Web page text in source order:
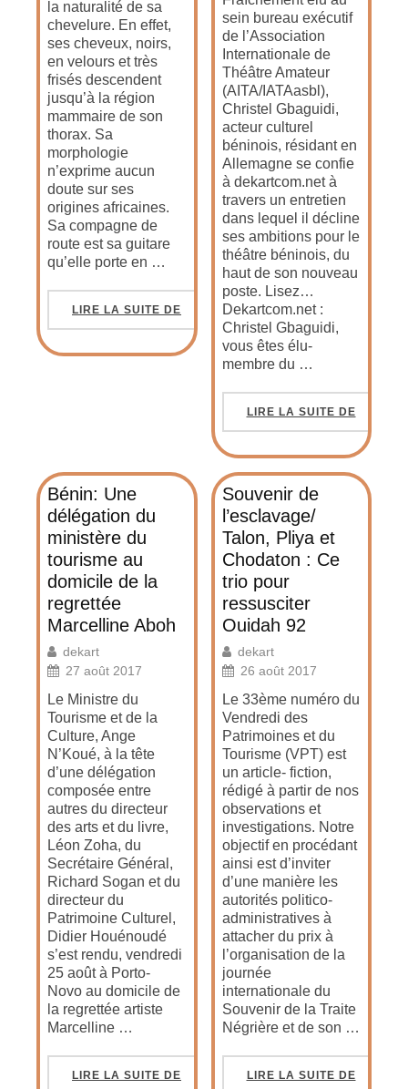
la naturalité de sa
chevelure. En effet,
ses cheveux, noirs,
en velours et très
frisés descendent
jusqu’à la région
mammaire de son
thorax. Sa
morphologie
n’exprime aucun
doute sur ses
origines africaines.
Sa compagne de
route est sa guitare
qu’elle porte en …
LIRE LA SUITE DE
sein bureau exécutif
de l’Association
Internationale de
Théâtre Amateur
(AITA/IATAasbl),
Christel Gbaguidi,
acteur culturel
béninois, résidant en
Allemagne se confie
à dekartcom.net à
travers un entretien
dans lequel il décline
ses ambitions pour le
théâtre béninois, du
haut de son nouveau
poste. Lisez…
Dekartcom.net :
Christel Gbaguidi,
vous êtes élu-
membre du …
LIRE LA SUITE DE
Bénin: Une
délégation du
ministère du
tourisme au
domicile de la
regrettée
Marcelline Aboh
dekart
27 août 2017
Le Ministre du
Tourisme et de la
Culture, Ange
N’Koué, à la tête
d’une délégation
composée entre
autres du directeur
des arts et du livre,
Léon Zoha, du
Secrétaire Général,
Richard Sogan et du
directeur du
Patrimoine Culturel,
Didier Houénoudé
s’est rendu, vendredi
25 août à Porto-
Novo au domicile de
la regrettée artiste
Marcelline …
LIRE LA SUITE DE
Souvenir de
l’esclavage/
Talon, Pliya et
Chodaton : Ce
trio pour
ressusciter
Ouidah 92
dekart
26 août 2017
Le 33ème numéro du
Vendredi des
Patrimoines et du
Tourisme (VPT) est
un article- fiction,
rédigé à partir de nos
observations et
investigations. Notre
objectif en procédant
ainsi est d’inviter
d’une manière les
autorités politico-
administratives à
attacher du prix à
l’organisation de la
journée
internationale du
Souvenir de la Traite
Négrière et de son …
LIRE LA SUITE DE